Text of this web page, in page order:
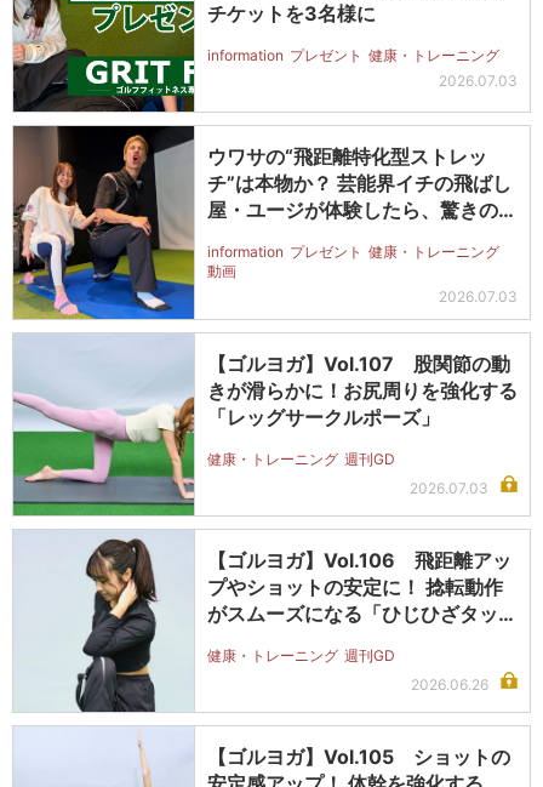
チケットを3名様に
information プレゼント 健康・トレーニング
2026.07.03
ウワサの“飛距離特化型ストレッ
チ”は本物か？ 芸能界イチの飛ばし
屋・ユージが体験したら、驚きの結
information プレゼント 健康・トレーニング
動画
2026.07.03
【ゴルヨガ】Vol.107 股関節の動
きが滑らかに！お尻周りを強化する
「レッグサークルポーズ」
健康・トレーニング 週刊GD
2026.07.03
【ゴルヨガ】Vol.106 飛距離アッ
プやショットの安定に！ 捻転動作
がスムーズになる「ひじひざタッ…
健康・トレーニング 週刊GD
2026.06.26
【ゴルヨガ】Vol.105 ショットの